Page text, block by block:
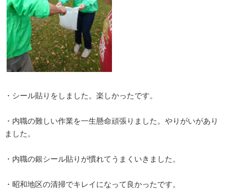
・シール貼りをしました。楽しかったです。
・内職の難しい作業を一生懸命頑張りました。やりがいがあり
ました。
・内職の銀シール貼りが慣れてうまくいきました。
・昭和地区の清掃でキレイになって良かったです。